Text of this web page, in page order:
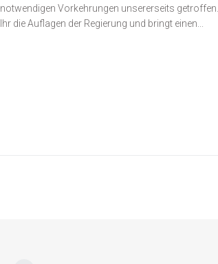
notwendigen Vorkehrungen unsererseits
Ihr die Auflagen der Regierung und bringt einen...